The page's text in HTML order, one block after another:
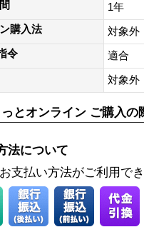
1年
購入法
対象外
令
適合
対象外
とオンライン ご購入の
法について
支払い方法がご利用で